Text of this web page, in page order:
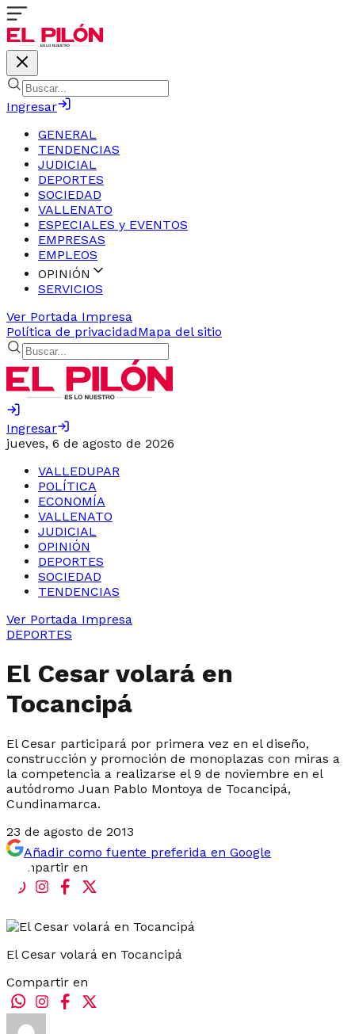
Ingresar
GENERAL
TENDENCIAS
JUDICIAL
DEPORTES
SOCIEDAD
VALLENATO
ESPECIALES y EVENTOS
EMPRESAS
EMPLEOS
OPINIÓN
SERVICIOS
Ver Portada Impresa
Política de privacidadMapa del sitio
Ingresar
jueves, 6 de agosto de 2026
VALLEDUPAR
POLÍTICA
ECONOMÍA
VALLENATO
JUDICIAL
OPINIÓN
DEPORTES
SOCIEDAD
TENDENCIAS
Ver Portada Impresa
DEPORTES
El Cesar volará en
Tocancipá
El Cesar participará por primera vez en el diseño,
construcción y promoción de monoplazas con miras a
la competencia a realizarse el 9 de noviembre en el
autódromo Juan Pablo Montoya de Tocancipá,
Cundinamarca.
23 de agosto de 2013
Añadir como fuente preferida en Google
Compartir en
El Cesar volará en Tocancipá
Compartir en